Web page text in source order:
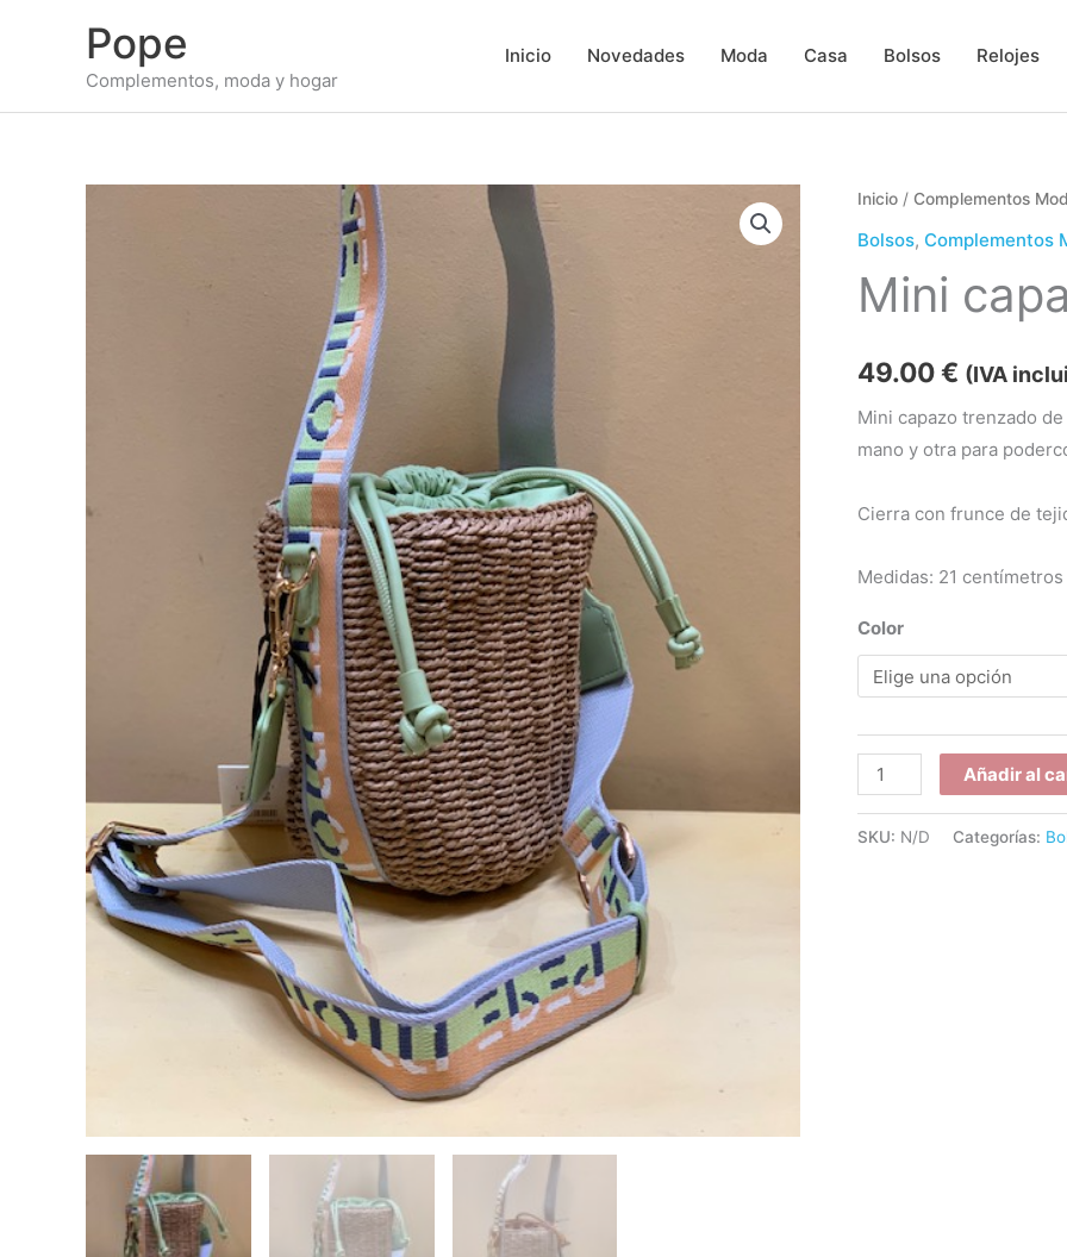
Pope
Complementos, moda y hogar
Inicio Novedades Moda Casa Bolsos Relojes
Inicio / Complementos
Bolsos, Complementos
Mini
49.00€ (IVA
Mini capazo trenzado
mano y otra para
Cierra con frunce de
Medidas: 21
Color
Mini
capazo
cantidad
Añadir al
SKU: N/D Categorías: